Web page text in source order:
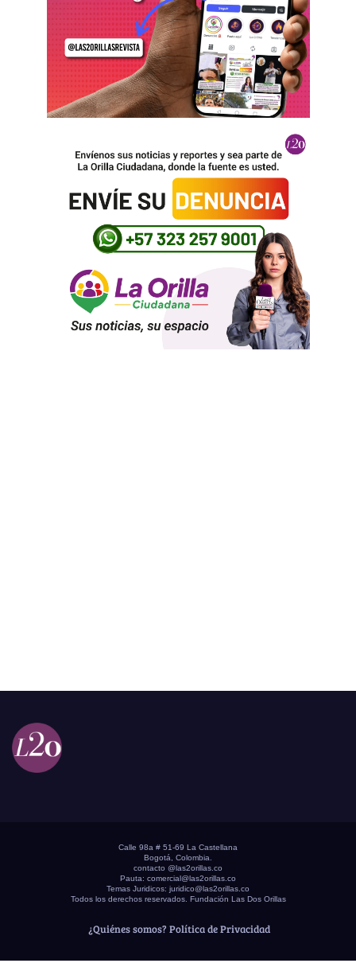
Calle 98a # 51-69 La Castellana
Bogotá, Colombia.
contacto @las2orillas.co
Pauta: comercial@las2orillas.co
Temas Juridicos: juridico@las2orillas.co
Todos los derechos reservados. Fundación Las Dos Orillas
¿Quiénes somos? Política de Privacidad